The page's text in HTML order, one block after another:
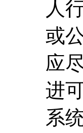
人
或
应
进
系